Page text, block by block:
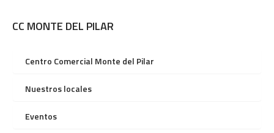
CC MONTE DEL PILAR
Centro Comercial Monte del Pilar
Nuestros locales
Eventos